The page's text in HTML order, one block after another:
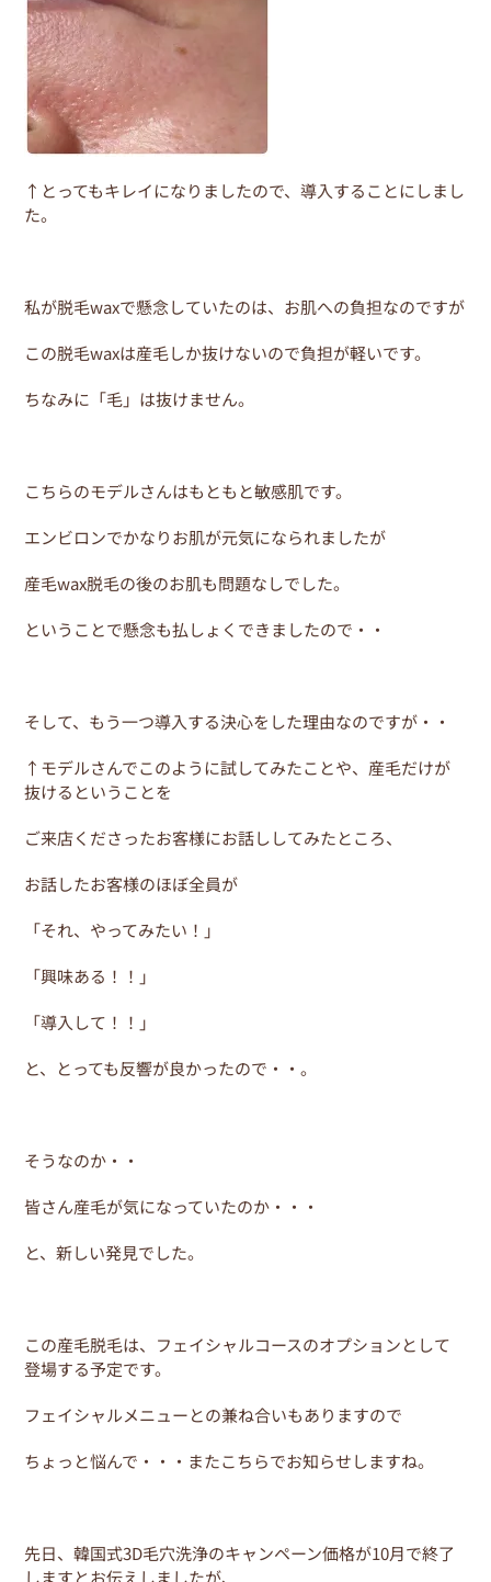
↑とってもキレイになりましたので、導入することにしまし
た。
私が脱毛waxで懸念していたのは、お肌への負担なのですが
この脱毛waxは産毛しか抜けないので負担が軽いです。
ちなみに「毛」は抜けません。
こちらのモデルさんはもともと敏感肌です。
エンビロンでかなりお肌が元気になられましたが
産毛wax脱毛の後のお肌も問題なしでした。
ということで懸念も払しょくできましたので・・
そして、もう一つ導入する決心をした理由なのですが・・
↑モデルさんでこのように試してみたことや、産毛だけが
抜けるということを
ご来店くださったお客様にお話ししてみたところ、
お話したお客様のほぼ全員が
「それ、やってみたい！」
「興味ある！！」
「導入して！！」
と、とっても反響が良かったので・・。
そうなのか・・
皆さん産毛が気になっていたのか・・・
と、新しい発見でした。
この産毛脱毛は、フェイシャルコースのオプションとして
登場する予定です。
フェイシャルメニューとの兼ね合いもありますので
ちょっと悩んで・・・またこちらでお知らせしますね。
先日、韓国式3D毛穴洗浄のキャンペーン価格が10月で終了
しますとお伝えしましたが、